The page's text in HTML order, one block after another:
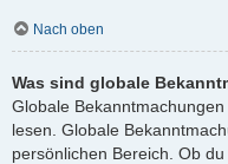
Nach oben
Was sind globale
Globale
lesen. Globale
persönlichen Bereich. Ob